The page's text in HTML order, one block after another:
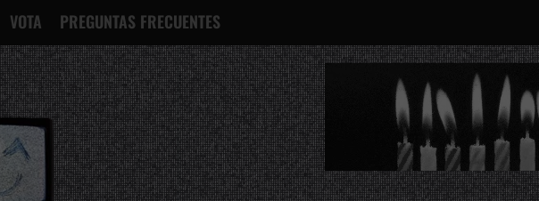
VOTA PREGUNTAS FRECUENTES
¿QUÉ ES ESTO?